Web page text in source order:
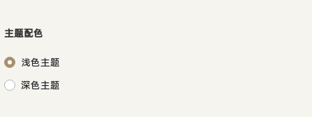
主题配色
浅色主题
深色主题